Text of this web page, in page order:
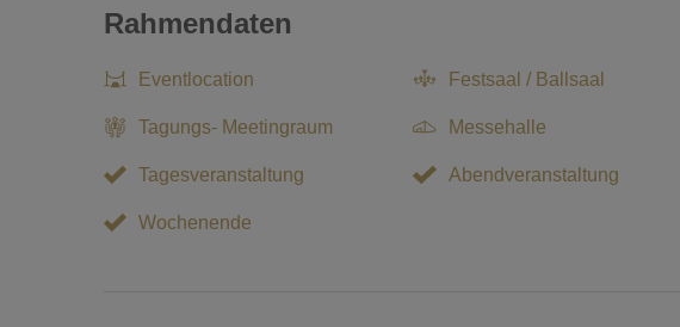
Rahmendaten
Eventlocation Festsaal / Ballsaal
Tagungs- Meetingraum Messehalle
Tagesveranstaltung Abendveranstaltung
Wochenende